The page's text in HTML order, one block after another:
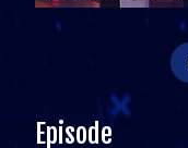
Episode